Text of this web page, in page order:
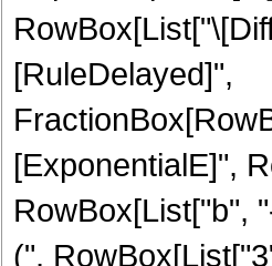
[RuleDelayed]",
[ExponentialE]",
RowBox[List["b",
(",